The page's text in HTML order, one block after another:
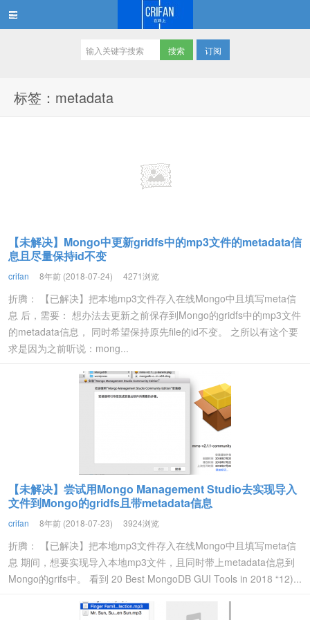
订阅
标签：metadata
【未解决】Mongo中更新gridfs中的mp3文件的metadata信
息且尽量保持id不变
crifan 8年前 (2018-07-24) 4271浏览
折腾： 【已解决】把本地mp3文件存入在线Mongo中且填写meta信
息 后，需要： 想办法去更新之前保存到Mongo的gridfs中的mp3文件
的metadata信息， 同时希望保持原先file的id不变。 之所以有这个要
求是因为之前听说：mong...
【未解决】尝试用Mongo Management Studio去实现导入
文件到Mongo的gridfs且带metadata信息
crifan 8年前 (2018-07-23) 3924浏览
折腾： 【已解决】把本地mp3文件存入在线Mongo中且填写meta信
息 期间，想要实现导入本地mp3文件，且同时带上metadata信息到
Mongo的grifs中。 看到 20 Best MongoDB GUI Tools in 2018 “12)...